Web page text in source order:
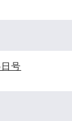
号